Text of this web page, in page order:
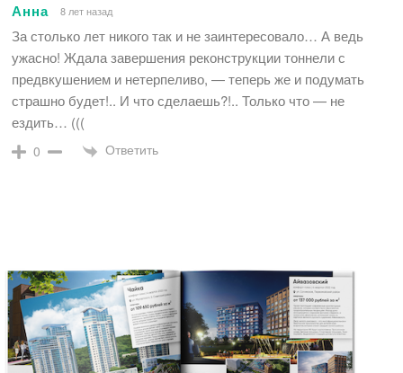
Анна 8 лет назад
За столько лет никого так и не заинтересовало… А ведь
ужасно! Ждала завершения реконструкции тоннели с
предвкушением и нетерпеливо, — теперь же и подумать
страшно будет!.. И что сделаешь?!.. Только что — не
ездить… (((
0 Ответить